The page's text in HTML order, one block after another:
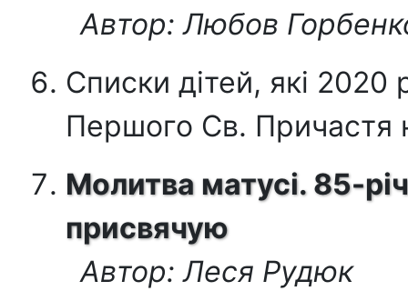
Автор: Любов
Списки дітей, які
Першого Св. Причастя
Молитва матусі. 85-
присвячую
Автор: Леся Рудюк